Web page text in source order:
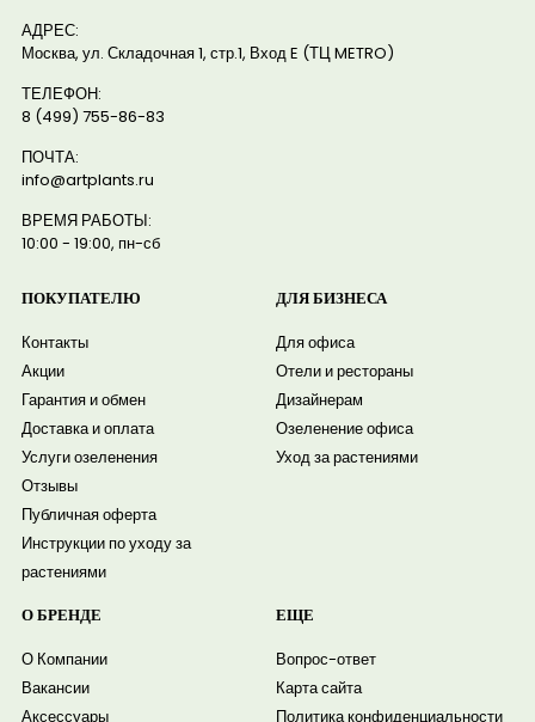
АДРЕС:
Москва, ул. Складочная 1, стр.1, Вход E (ТЦ METRO)
ТЕЛЕФОН:
8 (499) 755-86-83
ПОЧТА:
info@artplants.ru
ВРЕМЯ РАБОТЫ:
10:00 - 19:00, пн-сб
ПОКУПАТЕЛЮ
Контакты
Акции
Гарантия и обмен
Доставка и оплата
Услуги озеленения
Отзывы
Публичная оферта
Инструкции по уходу за
растениями
ДЛЯ БИЗНЕСА
Для офиса
Отели и рестораны
Дизайнерам
Озеленение офиса
Уход за растениями
О БРЕНДЕ
О Компании
Вакансии
Аксессуары
ЕЩЕ
Вопрос-ответ
Карта сайта
Политика конфиденциальности